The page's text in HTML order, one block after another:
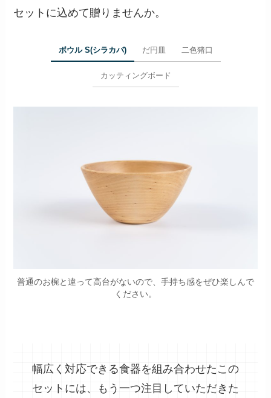
セットに込めて贈りませんか。
ボウル S(シラカバ) だ円皿 二色猪口
カッティングボード
普通のお椀と違って高台がないので、手持ち感をぜひ楽しんで
ください。
幅広く対応できる食器を組み合わせたこの
セットには、もう一つ注目していただきた